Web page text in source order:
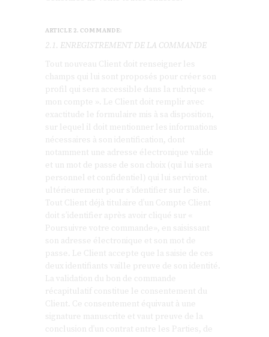
ARTICLE 2. COMMANDE:
2.1. ENREGISTREMENT DE LA COMMANDE
Tout nouveau Client doit renseigner les
champs qui lui sont proposés pour créer son
profil qui sera accessible dans la rubrique «
mon compte ». Le Client doit remplir avec
exactitude le formulaire mis à sa disposition,
sur lequel il doit mentionner les informations
nécessaires à son identification, dont
notamment une adresse électronique valide
et un mot de passe de son choix (qui lui sera
personnel et confidentiel) qui lui serviront
ultérieurement pour s’identifier sur le Site.
Tout Client déjà titulaire d’un Compte Client
doit s’identifier après avoir cliqué sur «
Poursuivre votre commande», en saisissant
son adresse électronique et son mot de
passe. Le Client accepte que la saisie de ces
deux identifiants vaille preuve de son identité.
La validation du bon de commande
récapitulatif constitue le consentement du
Client. Ce consentement équivaut à une
signature manuscrite et vaut preuve de la
conclusion d’un contrat entre les Parties, de